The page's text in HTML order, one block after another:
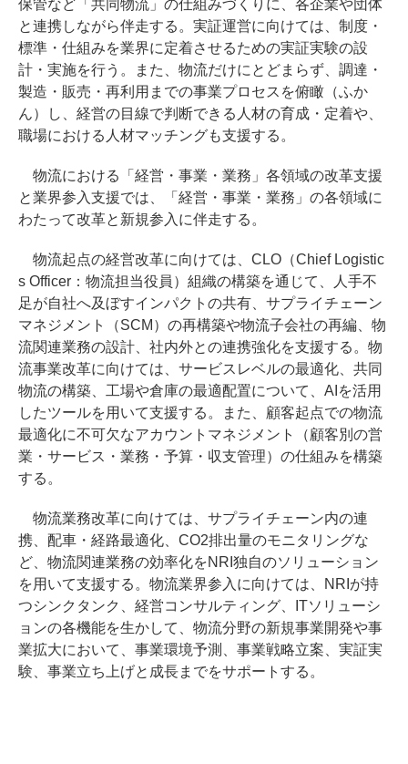
保管など「共同物流」の仕組みづくりに、各企業や団体
と連携しながら伴走する。実証運営に向けては、制度・
標準・仕組みを業界に定着させるための実証実験の設
計・実施を行う。また、物流だけにとどまらず、調達・
製造・販売・再利用までの事業プロセスを俯瞰（ふか
ん）し、経営の目線で判断できる人材の育成・定着や、
職場における人材マッチングも支援する。
物流における「経営・事業・業務」各領域の改革支援
と業界参入支援では、「経営・事業・業務」の各領域に
わたって改革と新規参入に伴走する。
物流起点の経営改革に向けては、CLO（Chief Logistic
s Officer：物流担当役員）組織の構築を通じて、人手不
足が自社へ及ぼすインパクトの共有、サプライチェーン
マネジメント（SCM）の再構築や物流子会社の再編、物
流関連業務の設計、社内外との連携強化を支援する。物
流事業改革に向けては、サービスレベルの最適化、共同
物流の構築、工場や倉庫の最適配置について、AIを活用
したツールを用いて支援する。また、顧客起点での物流
最適化に不可欠なアカウントマネジメント（顧客別の営
業・サービス・業務・予算・収支管理）の仕組みを構築
する。
物流業務改革に向けては、サプライチェーン内の連
携、配車・経路最適化、CO2排出量のモニタリングな
ど、物流関連業務の効率化をNRI独自のソリューション
を用いて支援する。物流業界参入に向けては、NRIが持
つシンクタンク、経営コンサルティング、ITソリューシ
ョンの各機能を生かして、物流分野の新規事業開発や事
業拡大において、事業環境予測、事業戦略立案、実証実
験、事業立ち上げと成長までをサポートする。